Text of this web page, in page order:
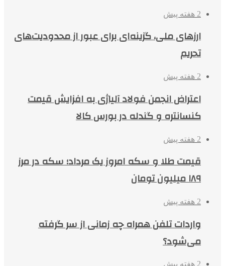
2 هفته پیش
ارزهای ملی، گزینه‌ای برای عبور از محدودیت‌های
تحریم
2 هفته پیش
اعتراض انجمن فولاد آلیاژی به افزایش قیمت
کنسانتره و گندله در بورس کالا
2 هفته پیش
قیمت طلا و سکه امروز یک مرداد؛ سکه در مرز
۱۸۹ میلیون تومان
2 هفته پیش
واردات تلفن همراه چه زمانی از سر گرفته
می‌شود؟
2 هفته پیش